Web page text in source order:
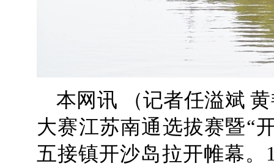
本网讯 （记者任溢斌
大赛江苏南通选拔赛暨“
五接镇开沙岛拉开帷幕。